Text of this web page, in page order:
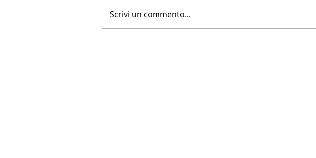
LA NUOVA FARNESINA
Scrivi un commento...